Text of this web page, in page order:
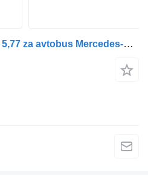
Zadnji most ZF AV132/87 5,77 za avtobus Mercedes-Benz Citaro